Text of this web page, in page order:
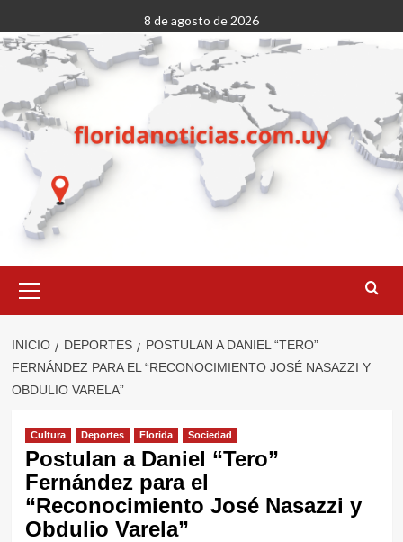
al
contenido
8 de agosto de 2026
primario
INICIO DEPORTES
POSTULAN A DANIEL “TERO”
FERNÁNDEZ PARA EL “RECONOCIMIENTO JOSÉ NASAZZI Y
OBDULIO VARELA”
Cultura Deportes Florida Sociedad
Postulan a Daniel “Tero”
Fernández para el
“Reconocimiento José Nasazzi y
Obdulio Varela”